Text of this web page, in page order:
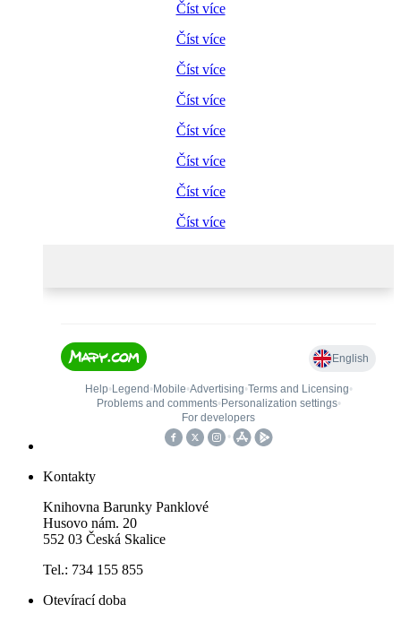
Číst více
Číst více
Číst více
Číst více
Číst více
Číst více
Číst více
Číst více
Kontakty
Knihovna Barunky Panklové
Husovo nám. 20
552 03 Česká Skalice
Tel.: 734 155 855
Otevírací doba